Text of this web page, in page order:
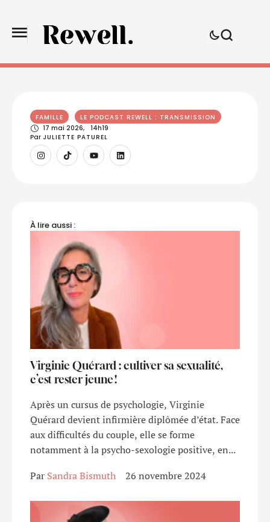
FAMILLE
LE PODCAST REWELL : TRANSMISSION
17 mai 2026,
14h19
Par JULIETTE PATUREL
À lire aussi :
Virginie Quérard : cultiver sa sexualité,
c’est rester jeune !
Après un cursus de psychologie, Virginie
Quérard devient infirmière diplômée d’état. Face
aux difficultés du couple, elle se forme
notamment à la psycho-sexologie positive, en...
Par Sandra Bismuth 26 novembre 2024